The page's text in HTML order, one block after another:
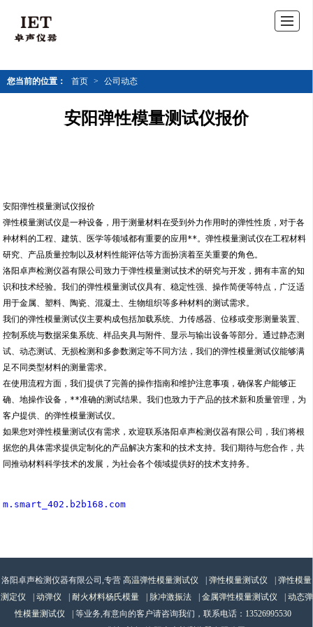
您当前的位置： 首页 > 公司动态
安阳弹性模量测试仪报价
安阳弹性模量测试仪报价
弹性模量测试仪是一种设备，用于测量材料在受到外力作用时的弹性性质，对于各
种材料的工程、建筑、医学等领域都有重要的应用**。弹性模量测试仪在工程材料
研究、产品质量控制以及材料性能评估等方面扮演着至关重要的角色。
洛阳卓声检测仪器有限公司致力于弹性模量测试技术的研究与开发，拥有丰富的知
识和技术经验。我们的弹性模量测试仪具有、稳定性强、操作简便等特点，广泛适
用于金属、塑料、陶瓷、混凝土、生物组织等多种材料的测试需求。
我们的弹性模量测试仪主要构成包括加载系统、力传感器、位移或变形测量装置、
控制系统与数据采集系统、样品夹具与附件、显示与输出设备等部分。通过静态测
试、动态测试、无损检测和多参数测定等不同方法，我们的弹性模量测试仪能够满
足不同类型材料的测量需求。
在使用流程方面，我们提供了完善的操作指南和维护注意事项，确保客户能够正
确、地操作设备，**准确的测试结果。我们也致力于产品的技术新和质量管理，为
客户提供、的弹性模量测试仪。
如果您对弹性模量测试仪有需求，欢迎联系洛阳卓声检测仪器有限公司，我们将根
据您的具体需求提供定制化的产品解决方案和的技术支持。我们期待与您合作，共
同推动材料科学技术的发展，为社会各个领域提供好的技术支持务。
m.smart_402.b2b168.com
洛阳卓声检测仪器有限公司,专营 高温弹性模量测试仪 弹性模量测试仪
弹性模量
测定仪
动弹仪 耐火材料杨氏模量 脉冲激振法 金属弹性模量测试仪
动态弹
性模量测试仪
| 等业务,有意向的客户请咨询我们，联系电话： 13526995530